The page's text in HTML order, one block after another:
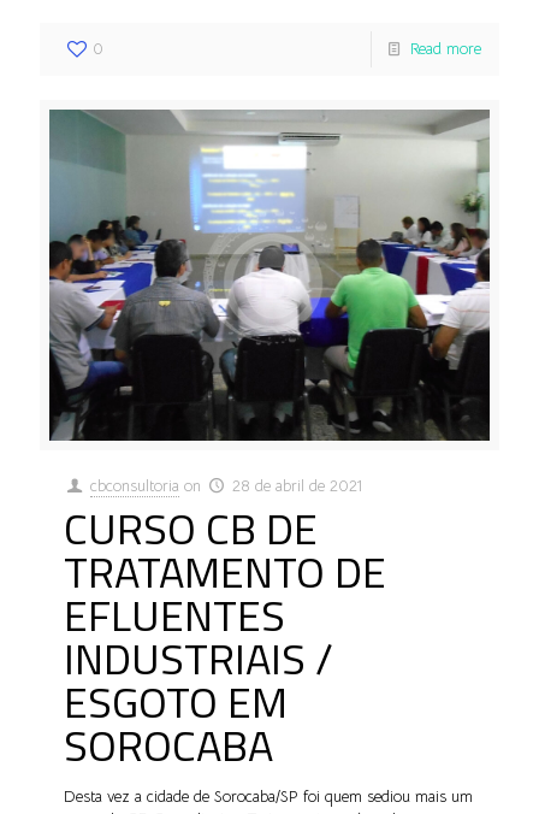
0 Read more
cbconsultoria on 28 de abril de 2021
CURSO CB DE
TRATAMENTO DE
EFLUENTES
INDUSTRIAIS /
ESGOTO EM
SOROCABA
Desta vez a cidade de Sorocaba/SP foi quem sediou mais um